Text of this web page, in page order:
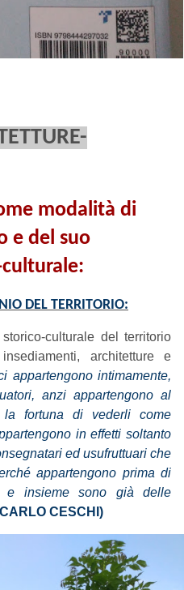
modalità di
e del suo
DEL TERRITORIO:
culturale del territorio
architetture e
appartengono intimamente,
anzi appartengono al
la fortuna di vederli come
in effetti soltanto
ed usufruttuari che
appartengono prima di
e insieme sono già delle
CARLO CESCHI)